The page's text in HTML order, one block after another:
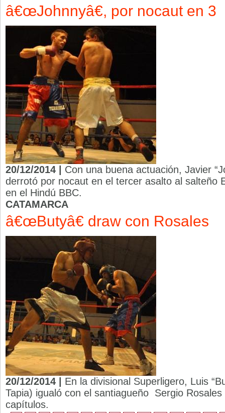
â€œJohnnyâ€, por nocaut en 3
20/12/2014 | Con una buena actuación, Javier
derrotó por nocaut en el tercer asalto al salteño
en el Hindú BBC.
CATAMARCA
â€œButyâ€ draw con Rosales
20/12/2014 | En la divisional Superligero, Luis
Tapia) igualó con el santiagueño Sergio
capítulos.